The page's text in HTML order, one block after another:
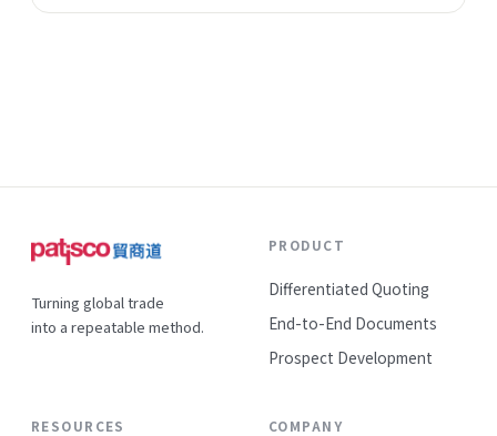
Turning global trade
into a repeatable method.
PRODUCT
Differentiated Quoting
End-to-End Documents
Prospect Development
RESOURCES COMPANY